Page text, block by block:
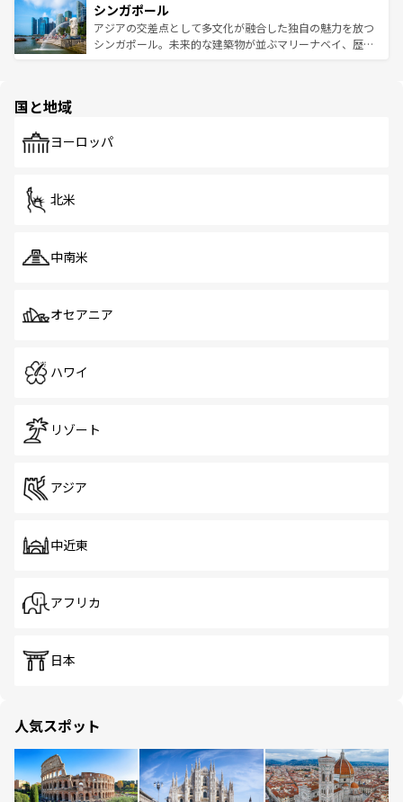
参照してほしい。
激する。気候は一年中温暖で、どの季節にも異なる楽しみ
が待っている。親しみやすいタイの人々、仏教を中心とし
た文化、そして多様な観光資源が、訪れる旅人を魅了し続
み、どこを訪れても感動するはず。観光スポットが密集し
ており、効率よく見どころを回れるのも魅力。息をのむよ
うな絶景から文化的な体験まで、香港を存分に楽しみ尽く
シンガポール
アジアの交差点として多文化が融合した独自の魅力を放つ
シンガポール。未来的な建築物が並ぶマリーナベイ、歴史
で、ホーカーズは地元の風情を楽しめる外せないスポット
国と地域
ヨーロッパ
北米
中南米
オセアニア
ハワイ
リゾート
アジア
中近東
アフリカ
日本
人気スポット